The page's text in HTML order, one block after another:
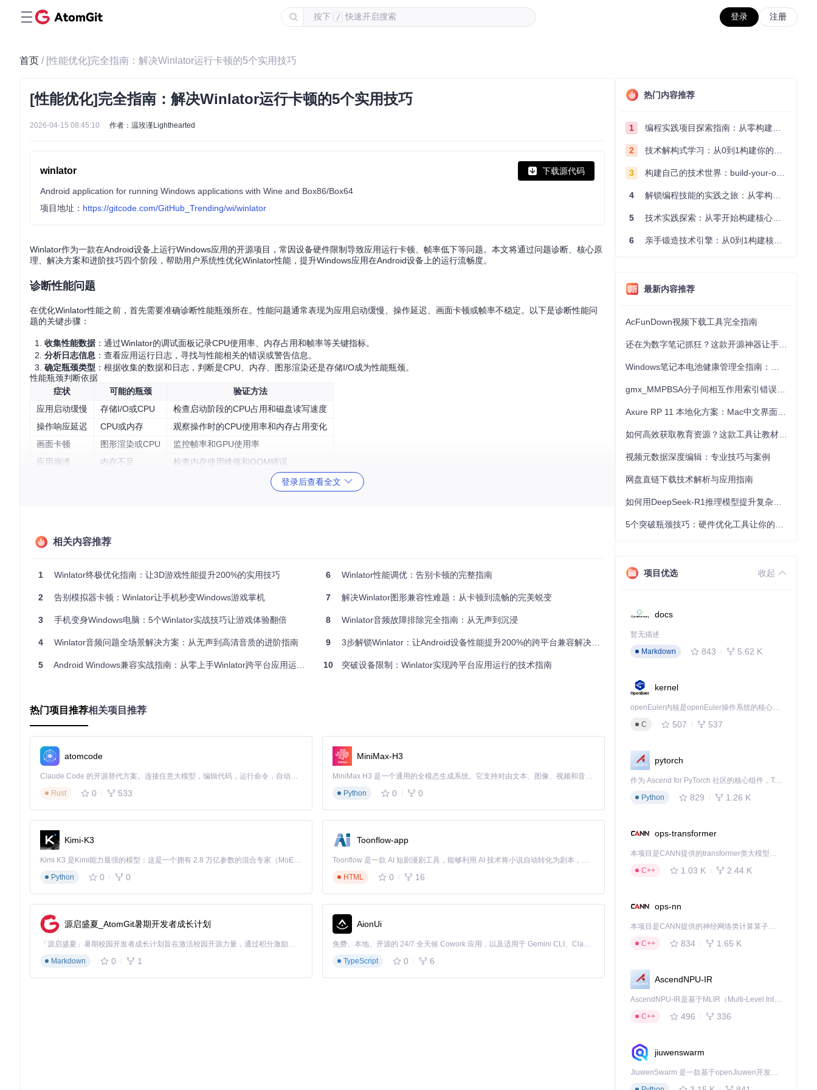
按下 / 快速开启搜索 登录 注册
首页 / [性能优化]完全指南：解决Winlator运行卡顿的5个实用技巧
[性能优化]完全指南：解决Winlator运行卡顿的5个实用技巧
2026-04-15 08:45:10 作者：温玫谨Lighthearted
winlator 下载源代码
Android application for running Windows applications with Wine and Box86/Box64
项目地址： https://gitcode.com/GitHub_Trending/wi/winlator
Winlator作为一款在Android设备上运行Windows应用的开源项目，常因设备硬件限制导致应用运行卡顿、帧率低下等问题。本文将通过问题诊断、核心原
理、解决方案和进阶技巧四个阶段，帮助用户系统性优化Winlator性能，提升Windows应用在Android设备上的运行流畅度。
诊断性能问题
在优化Winlator性能之前，首先需要准确诊断性能瓶颈所在。性能问题通常表现为应用启动缓慢、操作延迟、画面卡顿或帧率不稳定。以下是诊断性能问
题的关键步骤：
收集性能数据：通过Winlator的调试面板记录CPU使用率、内存占用和帧率等关键指标。
分析日志信息 ：查看应用运行日志，寻找与性能相关的错误或警告信息。
确定瓶颈类型 ：根据收集的数据和日志，判断是CPU、内存、图形渲染还是存储I/O成为性能瓶颈。
性能瓶颈判断依据
症状
可能的瓶颈
验证方法
应用启动缓慢
存储I/O或CPU
检查启动阶段的CPU占用和磁盘读写速度
操作响应延迟
CPU或内存
观察操作时的CPU使用率和内存占用变化
画面卡顿
图形渲染或CPU
监控帧率和GPU使用率
应用崩溃
内存不足 检查内存使用峰值和OOM错误
Winlator性能核心组件
Box86/Box64 ：实现x86/x86_64指令集到ARM架构的动态二进制翻译，使Windows应用能够在ARM设备上运行。
：提供 OpenGL 加速，将Windows应用的图形渲染请求转换为Android设备支持的图形API调用。
Proot：创建轻量级容器环境，为Windows应用提供隔离的文件系统和系统资源访问。
这些组件之间的交互和资源分配直接影响Winlator的整体性能。例如，Box86/Box64的翻译效率、VirGL的图形渲染性能以及Proot的资源隔离策略都会对
应用运行流畅度产生重要影响。
难度：★★☆☆☆
调整CPU核心分配
打开Winlator设置，进入"性能"选项卡。
在"CPU核心数"下拉菜单中选择合适的核心数量，建议根据设备实际CPU核心数选择，通常为4核心或6核心。
点击"应用"按钮保存设置，并重启Winlator使设置生效。
注意事项 ：分配过多CPU核心可能导致设备过热和电池消耗过快，建议根据应用需求和设备性能进行合理调整。
添加或修改以下参数：
{
"BOX86_THREADS"
"BOX86_FORCE_32BIT": "1" // 强制使用32位模式运行应用
}
提升内存管理效率
难度：★★★☆☆
调整内存分配
登录后查看全文
相关内容推荐
1 Winlator终极优化指南：让3D游戏性能提升200%的实用技巧
2 告别模拟器卡顿：Winlator让手机秒变Windows游戏掌机
3 手机变身Windows电脑：5个Winlator实战技巧让游戏体验翻倍
4 Winlator音频问题全场景解决方案：从无声到高清音质的进阶指南
5 Android Windows兼容实战指南：从零上手Winlator跨平台应用运行神器
6 Winlator性能调优：告别卡顿的完整指南
7 解决Winlator图形兼容性难题：从卡顿到流畅的完美蜕变
8 Winlator音频故障排除完全指南：从无声到沉浸
9 3步解锁Winlator：让Android设备性能提升200%的跨平台兼容解决方案
10 突破设备限制：Winlator实现跨平台应用运行的技术指南
热门项目推荐相关项目推荐
atomcode
Claude Code 的开源替代方案。连接任意大模型，编辑代码，运行命令，自动验证 — 全自动执行。用 Rust 构建，极致性能。 ｜ An open-source alternative to Claude Code. Connect any LLM, edit code, run commands, and verify changes — autonomously. Built in Rust for speed. Get Started
Rust
0 533
MiniMax-H3
MiniMax H3 是一个通用的全模态生成系统。它支持对由文本、图像、视频和音频组成的多模态上下文进行统一理解，并能生成分辨率高达 2K、时长可达 15 秒的带原生立体声音频的视频。得益于面向任务泛化的系统设计，H3 在预训练阶段就已具备广泛的多模态上下文理解与生成能力，能够出色地执行复杂的多模态指令。
Python
0 0
Kimi-K3
Kimi K3 是Kimi能力最强的模型：这是一个拥有 2.8 万亿参数的混合专家（MoE）模型，具备原生视觉理解能力，并支持 100 万 token 的上下文窗口。
Python
0 0
Toonflow-app
Toonflow 是一款 AI 短剧漫剧工具，能够利用 AI 技术将小说自动转化为剧本，并结合 AI 生成的图片和视频，实现高效的短剧创作。借助 Toonflow，可以轻松完成从文字到影像的全流程，让短剧制作变得更加智能与便捷。
HTML
0 16
源启盛夏_AtomGit暑期开发者成长计划
「源启盛夏」暑期校园开发者成长计划旨在激活校园开源力量，通过积分激励、认证扶持、资源倾斜等形式，引导高校组织和开发者完成「入驻 — 建项目 — 做贡献 — 获认证 — 得资源」的完整闭环。无论你是想带领社团入驻平台的组织者，还是希望用代码贡献证明自己的开发者，都能在这里找到属于你的成长路径。
Markdown
0 1
AionUi
免费、本地、开源的 24/7 全天候 Cowork 应用，以及适用于 Gemini CLI、Claude Code、Codex、OpenCode、Qwen Code、Goose CLI、Auggie 等的 OpenClaw | 🌟 喜欢就点star吧
TypeScript
0 6
热门内容推荐
1 编程实践项目探索指南：从零构建技术能力体系
2 技术解构式学习：从0到1构建你的编程知识体系
3 构建自己的技术世界：build-your-own-x项目的实践探索指南
4 解锁编程技能的实践之旅：从零构建你的技术世界
5 技术实践探索：从零开始构建核心系统的实践指南
6 亲手锻造技术引擎：从0到1构建核心系统的实践指南
最新内容推荐
AcFunDown视频下载工具完全指南
视频元数据深度编辑：专业技巧与案例
网盘直链下载技术解析与应用指南
项目优选 收起
docs
暂无描述
Markdown
843 5.62 K
kernel
openEuler内核是openEuler操作系统的核心，既是系统性能与稳定性的基石，也是连接处理器、设备与服务的桥梁。
C
507 537
pytorch
作为 Ascend for PyTorch 社区的核心组件，TorchNPU 是昇腾专为 PyTorch 打造的深度学习适配插件，使 PyTorch 框架能够直接调用昇腾 NPU，为开发者提供昇腾 AI 处理器的超强算力。
Python
829 1.26 K
ops-transformer
本项目是CANN提供的transformer类大模型算子库，实现网络在NPU上加速计算。
C++
1.03 K 2.44 K
ops-nn
本项目是CANN提供的神经网络类计算算子库，实现网络在NPU上加速计算。
C++
834 1.65 K
AscendNPU-IR
AscendNPU-IR是基于MLIR（Multi-Level Intermediate Representation）构建的，面向昇腾亲和算子编译时使用的中间表示，提供昇腾完备表达能力，通过编译优化提升昇腾AI处理器计算效率，支持通过生态框架使能昇腾AI处理器与深度调优
C++
496 336
jiuwenswarm
JiuwenSwarm 是一款基于openJiuwen开发的智能AI Agent，它能够将大语言模型的强大能力，通过你日常使用的各类通讯应用，直接延伸至你的指尖。